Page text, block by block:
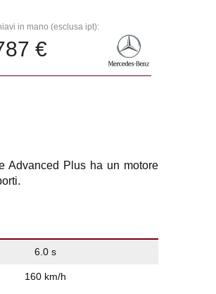
in mano (esclusa ipt):
€
Advanced Plus ha un motore
6.0 s
160 km/h